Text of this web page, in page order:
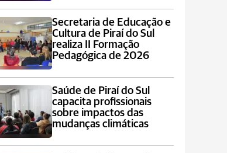
Secretaria de Educação e
Cultura de Piraí do Sul
realiza II Formação
Pedagógica de 2026
Saúde de Piraí do Sul
capacita profissionais
sobre impactos das
mudanças climáticas